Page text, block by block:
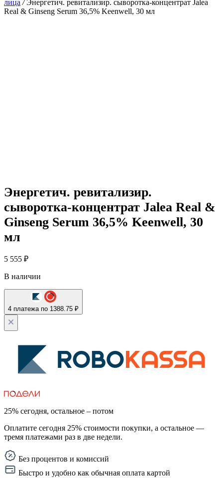
лица /Энергетич. ревитализир. сыворотка-концентрат Jalea
Real & Ginseng Serum 36,5% Keenwell, 30 мл
Энергетич. ревитализир.
сыворотка-концентрат Jalea Real &
Ginseng Serum 36,5% Keenwell, 30
мл
5 555 ₽
В наличии
4 платежа по 1388.75 ₽
25% сегодня, остальное – потом
Оплатите сегодня 25% стоимости покупки, а остальное —
тремя платежами раз в две недели.
Без процентов и комиссий
Быстро и удобно как обычная оплата картой